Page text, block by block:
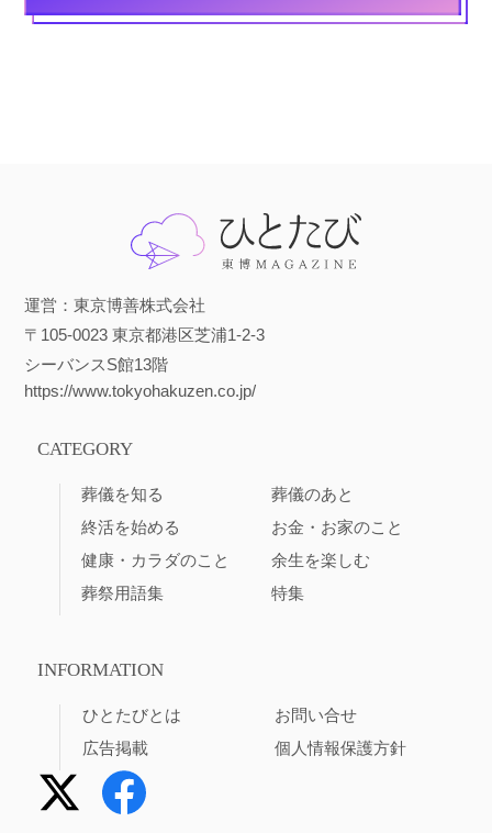
運営：東京博善株式会社
〒105-0023 東京都港区芝浦1-2-3
シーバンスS館13階
https://www.tokyohakuzen.co.jp/
CATEGORY
葬儀を知る
葬儀のあと
終活を始める
お金・お家のこと
健康・カラダのこと
余生を楽しむ
葬祭用語集
特集
INFORMATION
ひとたびとは
お問い合せ
広告掲載
個人情報保護方針